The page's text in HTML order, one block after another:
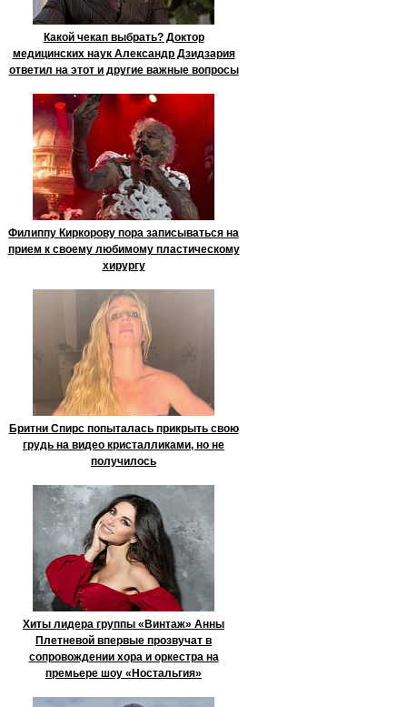
Какой чекап выбрать? Доктор
медицинских наук Александр Дзидзария
ответил на этот и другие важные вопросы
Филиппу Киркорову пора записываться на
прием к своему любимому пластическому
хирургу
Бритни Спирс попыталась прикрыть свою
грудь на видео кристалликами, но не
получилось
Хиты лидера группы «Винтаж» Анны
Плетневой впервые прозвучат в
сопровождении хора и оркестра на
премьере шоу «Ностальгия»